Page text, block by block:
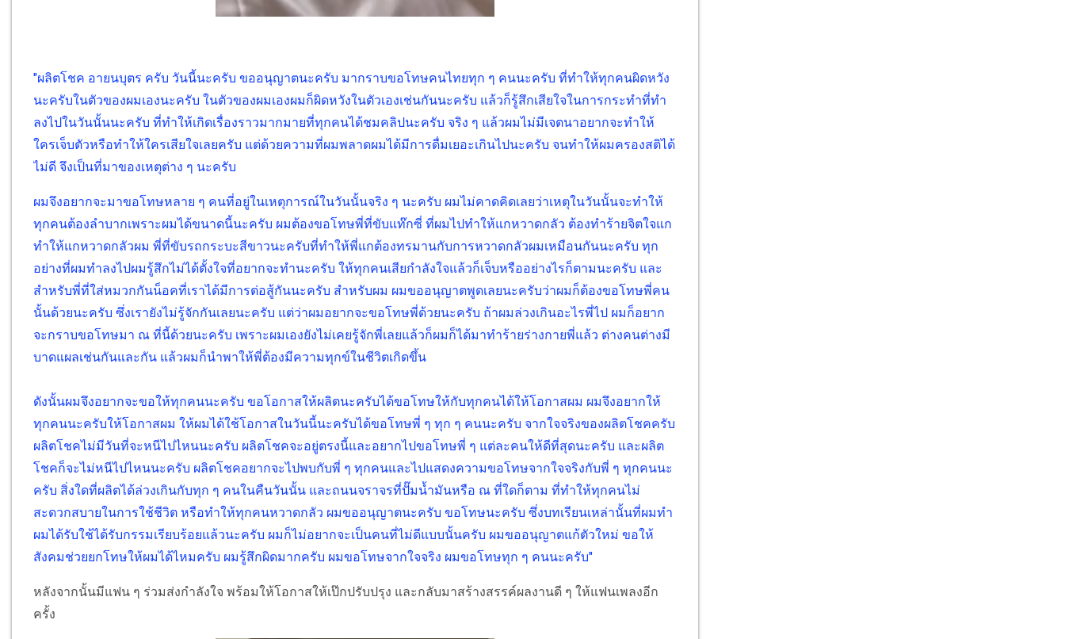
"ผลิตโชค อายนบุตร ครับ วันนี้นะครับ ขออนุญาตนะครับ มากราบขอโทษคนไทยทุก ๆ คนนะครับ ที่ทำให้ทุกคนผิดหวัง
นะครับในตัวของผมเองนะครับ ในตัวของผมเองผมก็ผิดหวังในตัวเองเช่นกันนะครับ แล้วก็รู้สึกเสียใจในการกระทำที่ทำ
ลงไปในวันนั้นนะครับ ที่ทำให้เกิดเรื่องราวมากมายที่ทุกคนได้ชมคลิปนะครับ จริง ๆ แล้วผมไม่มีเจตนาอยากจะทำให้
ใครเจ็บตัวหรือทำให้ใครเสียใจเลยครับ แต่ด้วยความที่ผมพลาดผมได้มีการดื่มเยอะเกินไปนะครับ จนทำให้ผมครองสติได้
ไม่ดี จึงเป็นที่มาของเหตุต่าง ๆ นะครับ
ผมจึงอยากจะมาขอโทษหลาย ๆ คนที่อยู่ในเหตุการณ์ในวันนั้นจริง ๆ นะครับ ผมไม่คาดคิดเลยว่าเหตุในวันนั้นจะทำให้
ทุกคนต้องลำบากเพราะผมได้ขนาดนี้นะครับ ผมต้องขอโทษพี่ที่ขับแท๊กซี่ ที่ผมไปทำให้แกหวาดกลัว ต้องทำร้ายจิตใจแก
ทำให้แกหวาดกลัวผม พี่ที่ขับรถกระบะสีขาวนะครับที่ทำให้พี่แกต้องทรมานกับการหวาดกลัวผมเหมือนกันนะครับ ทุก
อย่างที่ผมทำลงไปผมรู้สึกไม่ได้ตั้งใจที่อยากจะทำนะครับ ให้ทุกคนเสียกำลังใจแล้วก็เจ็บหรืออย่างไรก็ตามนะครับ และ
สำหรับพี่ที่ใส่หมวกกันน็อคที่เราได้มีการต่อสู้กันนะครับ สำหรับผม ผมขออนุญาตพูดเลยนะครับว่าผมก็ต้องขอโทษพี่คน
นั้นด้วยนะครับ ซึ่งเรายังไม่รู้จักกันเลยนะครับ แต่ว่าผมอยากจะขอโทษพี่ด้วยนะครับ ถ้าผมล่วงเกินอะไรพี่ไป ผมก็อยาก
จะกราบขอโทษมา ณ ที่นี้ด้วยนะครับ เพราะผมเองยังไม่เคยรู้จักพี่เลยแล้วก็ผมก็ได้มาทำร้ายร่างกายพี่แล้ว ต่างคนต่างมี
บาดแผลเช่นกันและกัน แล้วผมก็นำพาให้พี่ต้องมีความทุกข์ในชีวิตเกิดขึ้น
ดังนั้นผมจึงอยากจะขอให้ทุกคนนะครับ ขอโอกาสให้ผลิตนะครับได้ขอโทษให้กับทุกคนได้ให้โอกาสผม ผมจึงอยากให้
ทุกคนนะครับให้โอกาสผม ให้ผมได้ใช้โอกาสในวันนี้นะครับได้ขอโทษพี่ ๆ ทุก ๆ คนนะครับ จากใจจริงของผลิตโชคครับ
ผลิตโชคไม่มีวันที่จะหนีไปไหนนะครับ ผลิตโชคจะอยู่ตรงนี้และอยากไปขอโทษพี่ ๆ แต่ละคนให้ดีที่สุดนะครับ และผลิต
โชคก็จะไม่หนีไปไหนนะครับ ผลิตโชคอยากจะไปพบกับพี่ ๆ ทุกคนและไปแสดงความขอโทษจากใจจริงกับพี่ ๆ ทุกคนนะ
ครับ สิ่งใดที่ผลิตได้ล่วงเกินกับทุก ๆ คนในคืนวันนั้น และถนนจราจรที่ปั๊มน้ำมันหรือ ณ ที่ใดก็ตาม ที่ทำให้ทุกคนไม่
สะดวกสบายในการใช้ชีวิต หรือทำให้ทุกคนหวาดกลัว ผมขออนุญาตนะครับ ขอโทษนะครับ ซึ่งบทเรียนเหล่านั้นที่ผมทำ
ผมได้รับใช้ได้รับกรรมเรียบร้อยแล้วนะครับ ผมก็ไม่อยากจะเป็นคนที่ไม่ดีแบบนั้นครับ ผมขออนุญาตแก้ตัวใหม่ ขอให้
สังคมช่วยยกโทษให้ผมได้ไหมครับ ผมรู้สึกผิดมากครับ ผมขอโทษจากใจจริง ผมขอโทษทุก ๆ คนนะครับ"
หลังจากนั้นมีแฟน ๆ ร่วมส่งกำลังใจ พร้อมให้โอกาสให้เป๊กปรับปรุง และกลับมาสร้างสรรค์ผลงานดี ๆ ให้แฟนเพลงอีก
ครั้ง